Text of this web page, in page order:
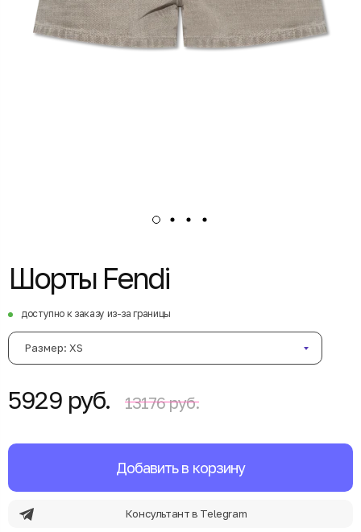
Шорты Fendi
доступно к заказу из-за границы
Размер: XS
5929 руб. 13176 руб.
Добавить в корзину
Консультант в Telegram